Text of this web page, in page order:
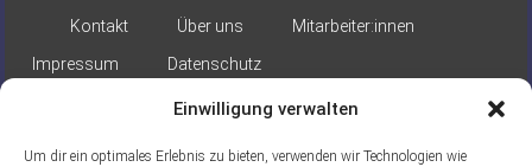
Einwilligung verwalten
Um dir ein optimales Erlebnis zu bieten, verwenden wir Technologien wie
Kontakt Über uns
Mitarbeiter:innen
Impressum
Datenschutz